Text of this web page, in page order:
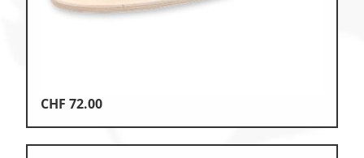
CHF 72.00